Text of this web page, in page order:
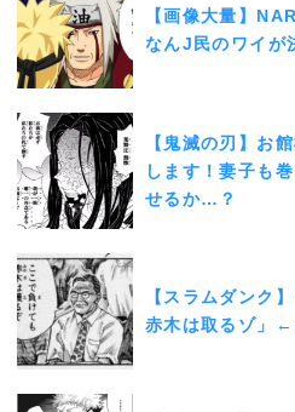
【画像大量】
なんJ民のワイが
【鬼滅の刃】お
します！妻子も
せるか…？
【スラムダンク
赤木は取るゾ」